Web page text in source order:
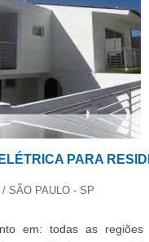
PARA
/ SÃO PAULO - SP
em: todas as regiões